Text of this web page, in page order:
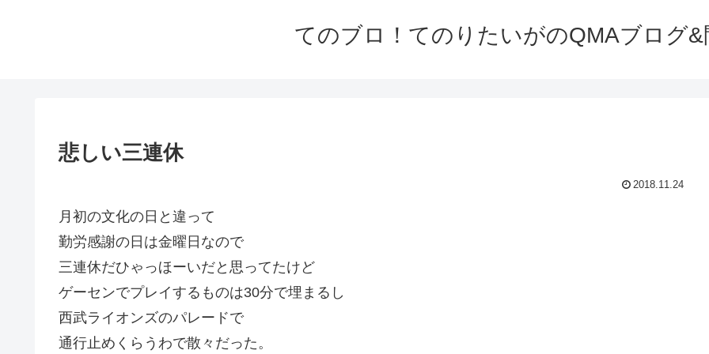
てのブロ！てのりたいがのQMAブログ&
悲しい三連休
2018.11.24
月初の文化の日と違って
勤労感謝の日は金曜日なので
三連休だひゃっほーいだと思ってたけど
ゲーセンでプレイするものは30分で埋まるし
西武ライオンズのパレードで
通行止めくらうわで散々だった。